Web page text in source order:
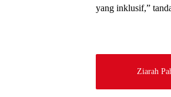
yang inklusif,”
Ziarah